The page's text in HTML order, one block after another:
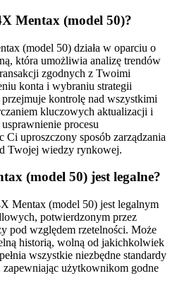
Mentax (model 50)?
(model 50) działa w oparciu o
która umożliwia analizę trendów
zgodnych z Twoimi
konta i wybraniu strategii
kontrolę nad wszystkimi
kluczowych aktualizacji i
procesu
Ci uproszczony sposób zarządzania
Twojej wiedzy rynkowej.
(model 50) jest legalne?
Mentax (model 50) jest legalnym
potwierdzonym przez
pod względem rzetelności. Może
historią, wolną od jakichkolwiek
wszystkie niezbędne standardy
użytkownikom godne